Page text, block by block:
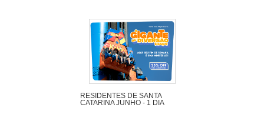
RESIDENTES DE SANTA
CATARINA JUNHO - 1 DIA